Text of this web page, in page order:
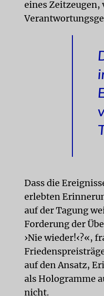
eines
Dass die
erlebten
auf der Tagung
Forderung der
›Nie wieder!‹?«,
auf den Ansatz,
als Hologramme
nicht.